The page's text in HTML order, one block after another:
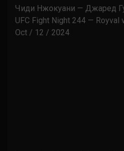
Чиди Нжокуани — Джаред
UFC Fight Night 244 — Royval
Oct / 12 / 2024